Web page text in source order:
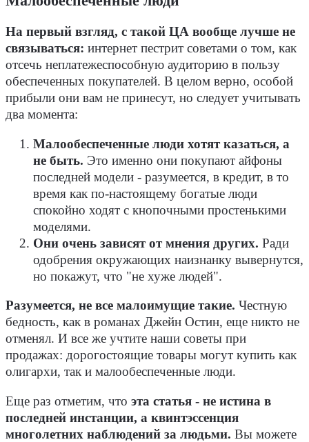
На первый взгляд, с такой ЦА вообще лучше не
связываться: интернет пестрит советами о том, как
отсечь неплатежеспособную аудиторию в пользу
обеспеченных покупателей. В целом верно, особой
прибыли они вам не принесут, но следует учитывать
два момента:
Малообеспеченные люди хотят казаться, а
не быть. Это именно они покупают айфоны
последней модели - разумеется, в кредит, в то
время как по-настоящему богатые люди
спокойно ходят с кнопочными простенькими
моделями.
Они очень зависят от мнения других. Ради
одобрения окружающих наизнанку вывернутся,
но покажут, что "не хуже людей".
Разумеется, не все малоимущие такие. Честную
бедность, как в романах Джейн Остин, еще никто не
отменял. И все же учтите наши советы при
продажах: дорогостоящие товары могут купить как
олигархи, так и малообеспеченные люди.
Еще раз отметим, что эта статья - не истина в
последней инстанции, а квинтэссенция
многолетних наблюдений за людьми. Вы можете